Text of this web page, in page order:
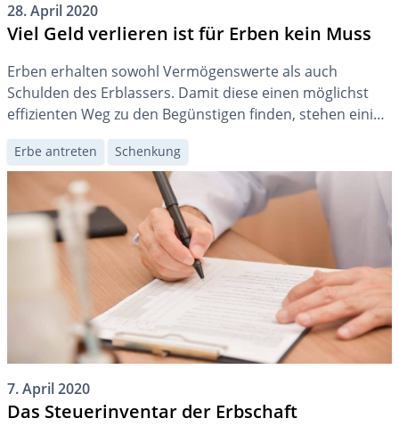
28. April 2020
Viel Geld verlieren ist für Erben kein Muss
Erben erhalten sowohl Vermögenswerte als auch
Schulden des Erblassers. Damit diese einen möglichst
effizienten Weg zu den Begünstigen finden, stehen einige
Hilfsmittel zur Verfügung. Besonders in Steuersachen
empfehlen wir, professionelle Hilfe in Anspruch zu
Erbe antreten Schenkung
7. April 2020
Das Steuerinventar der Erbschaft